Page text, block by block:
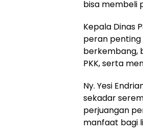
bisa membeli
Kepala Dinas
peran penting
berkembang,
PKK, serta
Ny. Yesi
sekadar
perjuangan
manfaat bagi